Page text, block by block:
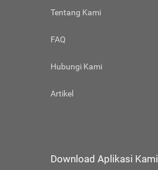
Tentang Kami
FAQ
Hubungi Kami
Artikel
Download Aplikasi Kami